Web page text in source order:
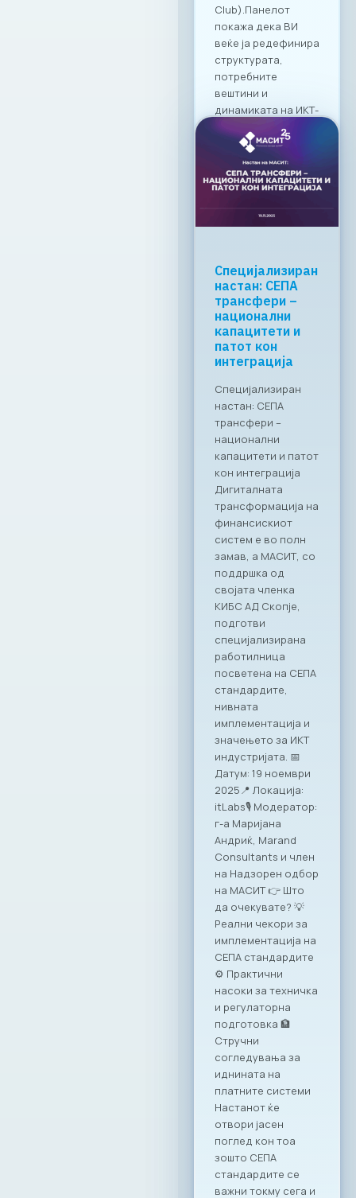
19. 03. 2026г.
Прочитај
повеќе
МАСИТ со
клучна
поддршка за
формализација
на економијата
преку
дигитални
Заедничка
посветеност за
формализирање на
неформалната
економија во РСМ
Стопанската
комора за
информатички и
комуникациски
технологии –
МАСИТ, се
приклучи кон
националната
иницијатива за
намалување на
неформалната
економија.
Претседателот на
МАСИТ, Јордан
Димитровски, ја
потпиша
Декларацијата за
партнерство и
акција: „Заедничка
посветеност за
формализирање на
неформалната
економија во РСМ“.
Потпишувањето
беше дел од
годишната
конференција на
Министерството за
финансии, која
оваа година се
одржа под
насловот:
„Формализирање
на неформалната
економија: Преку
соработка до
успех“.
Дигитализацијата
како одговор на
неформалната
економија
Учеството на
МАСИТ на оваа